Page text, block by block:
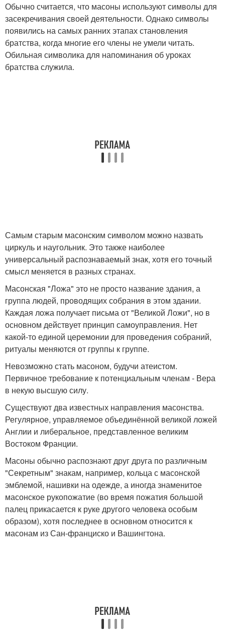
Обычно считается, что масоны используют символы для
засекречивания своей деятельности. Однако символы
появились на самых ранних этапах становления
братства, когда многие его члены не умели читать.
Обильная символика для напоминания об уроках
братства служила.
Самым старым масонским символом можно назвать
циркуль и наугольник. Это также наиболее
универсальный распознаваемый знак, хотя его точный
смысл меняется в разных странах.
Масонская "Ложа" это не просто название здания, а
группа людей, проводящих собрания в этом здании.
Каждая ложа получает письма от "Великой Ложи", но в
основном действует принцип самоуправления. Нет
какой-то единой церемонии для проведения собраний,
ритуалы меняются от группы к группе.
Невозможно стать масоном, будучи атеистом.
Первичное требование к потенциальным членам - Вера
в некую высшую силу.
Существуют два известных направления масонства.
Регулярное, управляемое объединённой великой ложей
Англии и либеральное, представленное великим
Востоком Франции.
Масоны обычно распознают друг друга по различным
"Секретным" знакам, например, кольца с масонской
эмблемой, нашивки на одежде, а иногда знаменитое
масонское рукопожатие (во время пожатия большой
палец прикасается к руке другого человека особым
образом), хотя последнее в основном относится к
масонам из Сан-франциско и Вашингтона.